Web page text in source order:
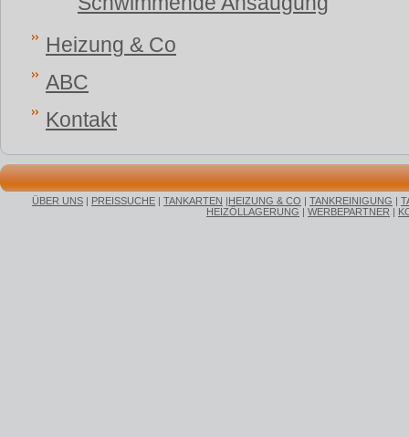
Heizung & Co
ABC
Kontakt
ÜBER UNS | PREISSUCHE | TANKARTEN |HEIZUNG & CO | TANKREINIGUNG |
HEIZÖLLAGERUNG | WERBEPARTNER |